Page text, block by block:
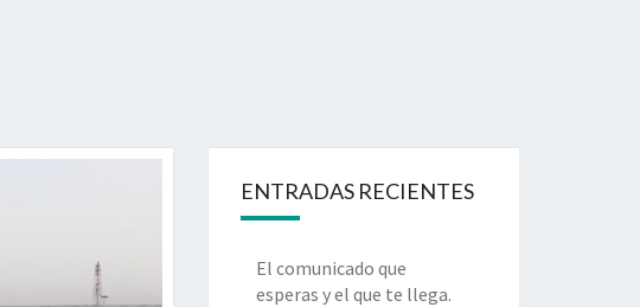
ENTRADAS RECIENTES
El comunicado que
esperas y el que te llega.